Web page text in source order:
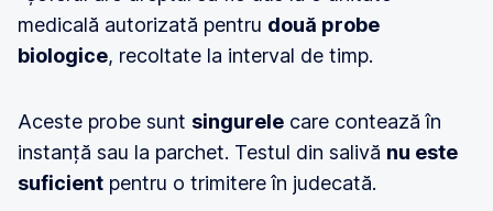
medicală autorizată pentru două probe
biologice, recoltate la interval de timp.
Aceste probe sunt singurele care contează în
instanță sau la parchet. Testul din salivă nu este
suficient pentru o trimitere în judecată.